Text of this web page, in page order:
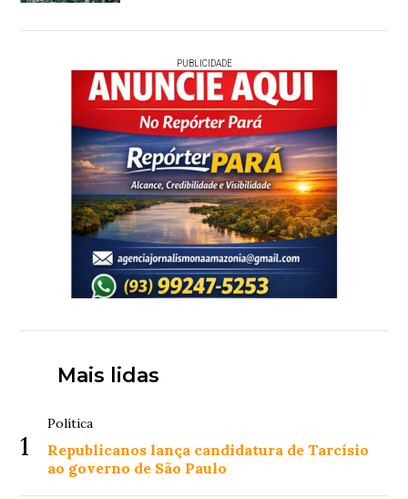
PUBLICIDADE
Mais lidas
1
Política
Republicanos lança candidatura de Tarcísio
ao governo de São Paulo